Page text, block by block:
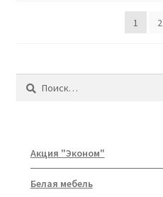
1 2
Найти:
Акция "Эконом"
Белая мебель